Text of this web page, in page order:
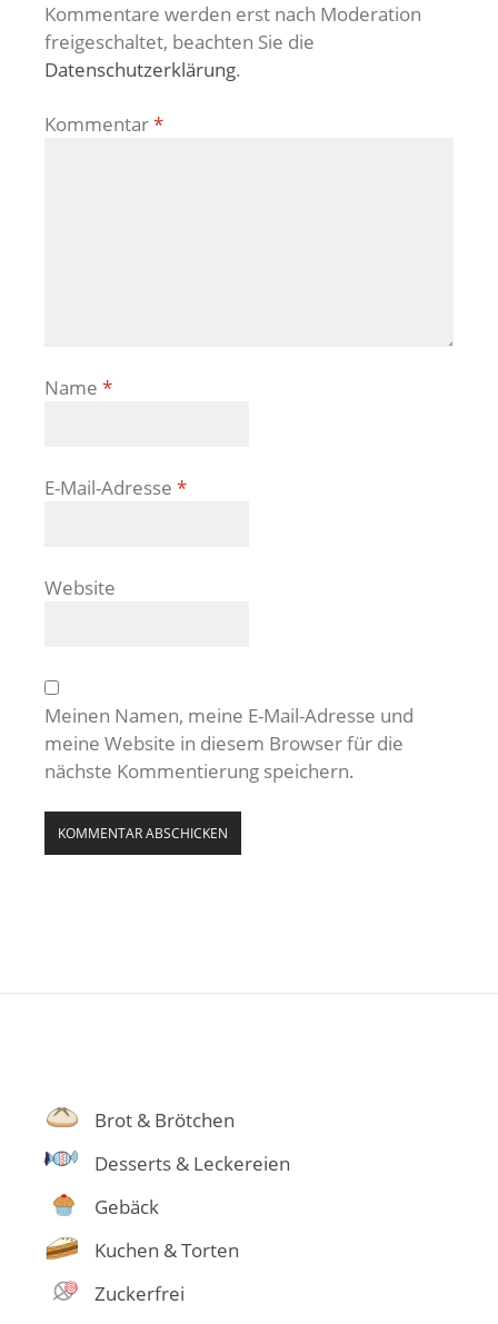
Kommentare werden erst nach Moderation
freigeschaltet, beachten Sie die
Datenschutzerklärung.
Kommentar*
Name *
E-Mail-Adresse *
Website
Meinen Namen, meine E-Mail-Adresse und
meine Website in diesem Browser für die
nächste Kommentierung speichern.
Brot & Brötchen
Desserts & Leckereien
Gebäck
Kuchen & Torten
Zuckerfrei